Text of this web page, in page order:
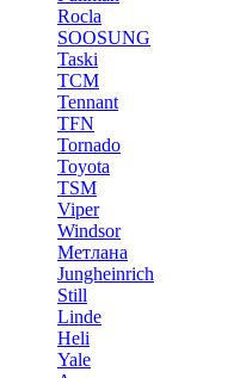
Rocla
SOOSUNG
Taski
TCM
Tennant
TFN
Tornado
Toyota
TSM
Viper
Windsor
Метлана
Jungheinrich
Still
Linde
Heli
Yale